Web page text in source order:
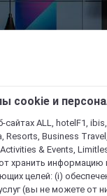
cookie и
сайтах ALL, hotelF1,
Resorts, Business
& Events,
хранить информацию
целей: (i)
(вы не можете от